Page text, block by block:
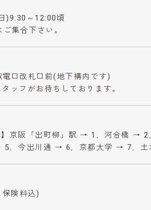
)9:30～12:00頃
集合下さい。
口改札口前(地下構内です)
ッフがお待ちしております。
】京阪「出町柳」駅 → 1．河合橋 →
5．今出川通 → 6．京都大学 → 7．土
険料込)